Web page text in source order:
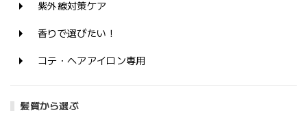
紫外線対策ケア
香りで選びたい！
コテ・ヘアアイロン専用
髪質から選ぶ